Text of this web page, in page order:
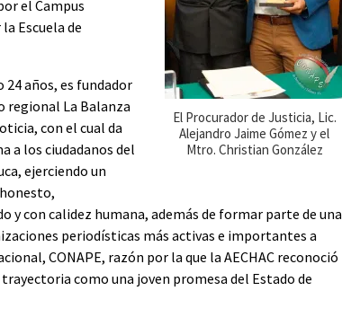
El Procurador de Justicia, Lic.
Alejandro Jaime Gómez y el
Mtro. Christian González
el Campus
Escuela de
24 años, es fundador
regional La Balanza
con el cual da
a los ciudadanos del
ejerciendo un
y con calidez humana, además de formar parte de una
periodísticas más activas e importantes a
CONAPE, razón por la que la AECHAC reconoció
como una joven promesa del Estado de